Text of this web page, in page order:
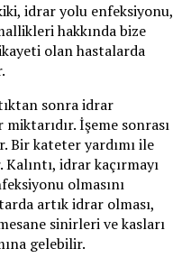
idrar yolu enfeksiyonu,
hakkında bize
olan hastalarda
sonra idrar
İşeme sonrası
Bir kateter yardımı ile
idrar kaçırmayı
olmasını
artık idrar olması,
sinirleri ve kasları
gelebilir.